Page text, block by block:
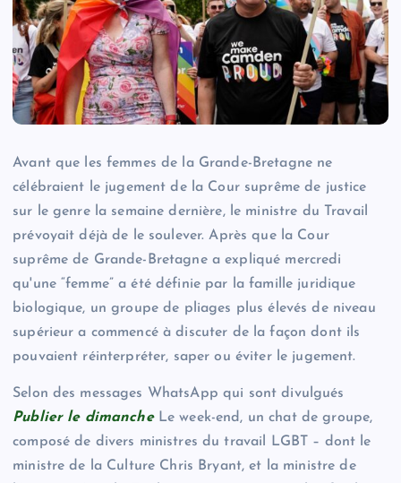
Avant que les femmes de la Grande-Bretagne ne
célébraient le jugement de la Cour suprême de justice
sur le genre la semaine dernière, le ministre du Travail
prévoyait déjà de le soulever. Après que la Cour
suprême de Grande-Bretagne a expliqué mercredi
qu'une “femme” a été définie par la famille juridique
biologique, un groupe de pliages plus élevés de niveau
supérieur a commencé à discuter de la façon dont ils
pouvaient réinterpréter, saper ou éviter le jugement.
Selon des messages WhatsApp qui sont divulgués
Publier le dimancheLe week-end, un chat de groupe,
composé de divers ministres du travail LGBT – dont le
ministre de la Culture Chris Bryant, et la ministre de